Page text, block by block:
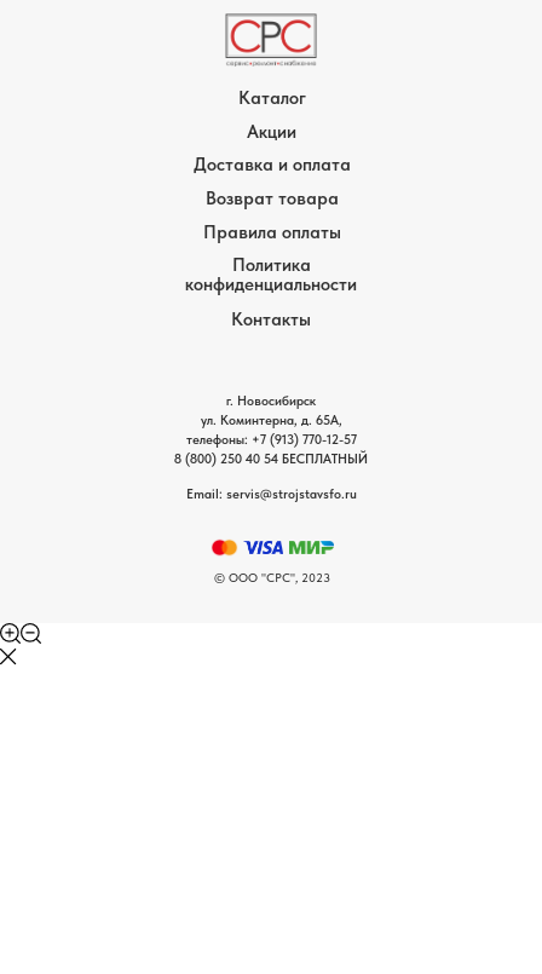
Доставка и оплата
Возврат товара
Каталог
Акции
Контакты
Правила оплаты
Политика
конфиденциальности
© ООО "СРС", 2023
Email: servis@strojstavsfo.ru
г. Новосибирск
ул. Коминтерна, д. 65А,
телефоны: +7 (913) 770-12-57
8 (800) 250 40 54 БЕСПЛАТНЫЙ